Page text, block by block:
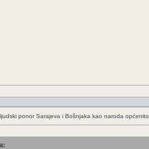
ponor Sarajeva i Bošnjaka kao naroda općenito